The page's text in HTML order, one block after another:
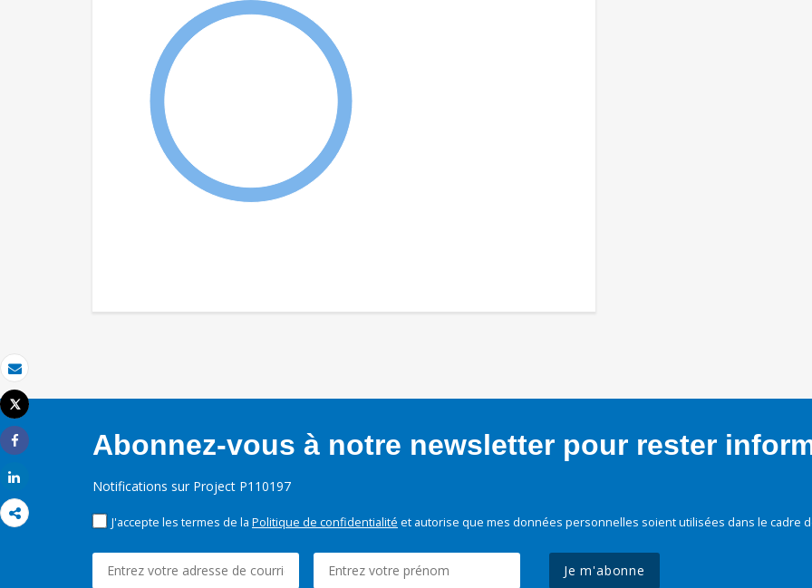
Email
Imprimer
Tweet
Share
Abonnez-vous à notre newsletter pour rester
Notifications sur Project P110197
J'accepte les termes de la Politique de confidentialité et autorise que mes données personnelles soient utilisées dans le cadre
Je m'abonne